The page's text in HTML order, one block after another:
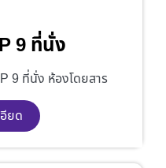
9 ที่นั่ง
9 ที่นั่ง ห้องโดยสาร
ยด